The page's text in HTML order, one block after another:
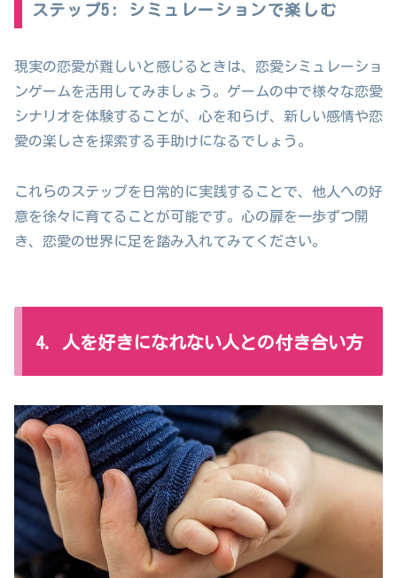
ステップ5: シミュレーションで楽しむ
現実の恋愛が難しいと感じるときは、恋愛シミュレーショ
ンゲームを活用してみましょう。ゲームの中で様々な恋愛
シナリオを体験することが、心を和らげ、新しい感情や恋
愛の楽しさを探索する手助けになるでしょう。
これらのステップを日常的に実践することで、他人への好
意を徐々に育てることが可能です。心の扉を一歩ずつ開
き、恋愛の世界に足を踏み入れてみてください。
4. 人を好きになれない人との付き合い方